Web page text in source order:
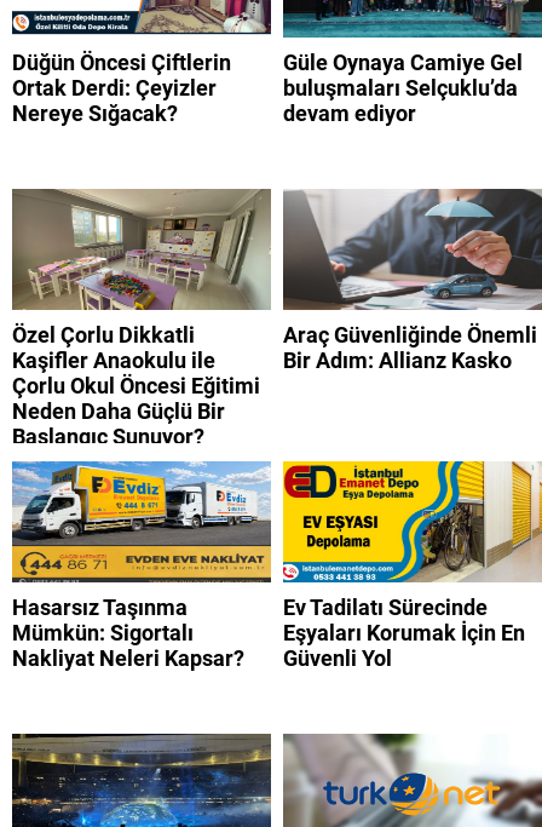
Düğün Öncesi Çiftlerin
Ortak Derdi: Çeyizler
Nereye Sığacak?
Güle Oynaya Camiye Gel
buluşmaları Selçuklu’da
devam ediyor
Özel Çorlu Dikkatli
Kaşifler Anaokulu ile
Çorlu Okul Öncesi Eğitimi
Neden Daha Güçlü Bir
Başlangıç Sunuyor?
Araç Güvenliğinde Önemli
Bir Adım: Allianz Kasko
Hasarsız Taşınma
Mümkün: Sigortalı
Nakliyat Neleri Kapsar?
Ev Tadilatı Sürecinde
Eşyaları Korumak İçin En
Güvenli Yol